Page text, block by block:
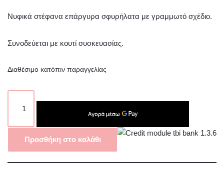
Νυφικά στέφανα επάργυρα σφυρήλατα με γραμμωτό σχέδιο.
Συνοδεύεται με κουτί συσκευασίας.
Διαθέσιμο κατόπιν παραγγελίας
Προσθήκη στο καλάθι